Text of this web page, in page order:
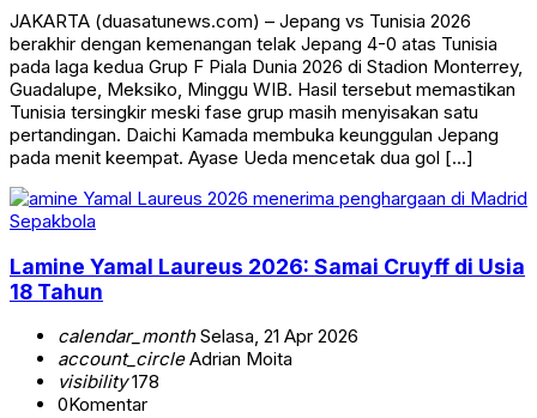
JAKARTA (duasatunews.com) – Jepang vs Tunisia 2026
berakhir dengan kemenangan telak Jepang 4-0 atas Tunisia
pada laga kedua Grup F Piala Dunia 2026 di Stadion Monterrey,
Guadalupe, Meksiko, Minggu WIB. Hasil tersebut memastikan
Tunisia tersingkir meski fase grup masih menyisakan satu
pertandingan. Daichi Kamada membuka keunggulan Jepang
pada menit keempat. Ayase Ueda mencetak dua gol […]
Sepakbola
Lamine Yamal Laureus 2026: Samai Cruyff di Usia
18 Tahun
calendar_monthSelasa, 21 Apr 2026
account_circleAdrian Moita
visibility178
0Komentar